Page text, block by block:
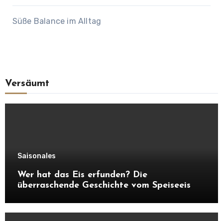
Süße Balance im Alltag
Versäumt
Saisonales
Wer hat das Eis erfunden? Die
überraschende Geschichte vom Speiseeis